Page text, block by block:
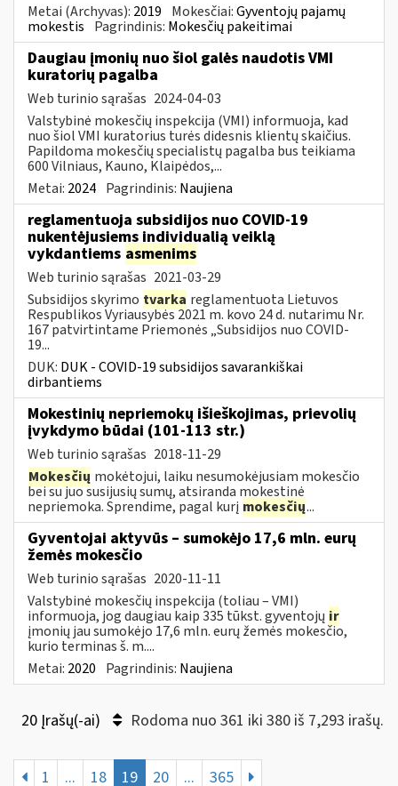
Metai (Archyvas): 2019 Mokesčiai:Gyventojų pajamų
mokestis Pagrindinis: Mokesčių pakeitimai
Daugiau įmonių nuo šiol galės naudotis VMI
kuratorių pagalba
Web turinio sąrašas 2024-04-03
Valstybinė mokesčių inspekcija (VMI) informuoja, kad
nuo šiol VMI kuratorius turės didesnis klientų skaičius.
Papildoma mokesčių specialistų pagalba bus teikiama
600 Vilniaus, Kauno, Klaipėdos,...
Metai: 2024 Pagrindinis: Naujiena
reglamentuoja subsidijos nuo COVID-19
nukentėjusiems individualią veiklą
vykdantiems asmenims
Web turinio sąrašas 2021-03-29
Subsidijos skyrimo tvarka reglamentuota Lietuvos
Respublikos Vyriausybės 2021 m. kovo 24 d. nutarimu Nr.
167 patvirtintame Priemonės „Subsidijos nuo COVID-
19...
DUK: DUK - COVID-19 subsidijos savarankiškai
dirbantiems
Mokestinių nepriemokų išieškojimas, prievolių
įvykdymo būdai (101-113 str.)
Web turinio sąrašas 2018-11-29
Mokesčių mokėtojui, laiku nesumokėjusiam mokesčio
bei su juo susijusių sumų, atsiranda mokestinė
nepriemoka. Sprendime, pagal kurį mokesčių...
Gyventojai aktyvūs – sumokėjo 17,6 mln. eurų
žemės mokesčio
Web turinio sąrašas 2020-11-11
Valstybinė mokesčių inspekcija (toliau – VMI)
informuoja, jog daugiau kaip 335 tūkst. gyventojų ir
įmonių jau sumokėjo 17,6 mln. eurų žemės mokesčio,
kurio terminas š. m....
Metai: 2020 Pagrindinis: Naujiena
20 Įrašų(-ai) Rodoma nuo 361 iki 380 iš 7,293 irašų.
1 ... 18 19 20 ... 365